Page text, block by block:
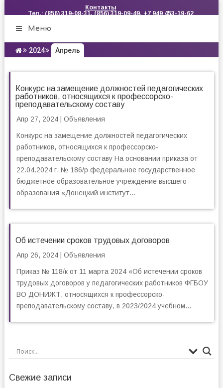
Контакты
Тел.: (856) 319-08-31, (856) 319-09-49, +7 949 453-19-62
Меню
2024 Апрель
Конкурс на замещение должностей педагогических
работников, относящихся к профессорско-
преподавательскому составу
Апр 27, 2024| Объявления
Конкурс на замещение должностей педагогических
работников, относящихся к профессорско-
преподавательскому составу На основании приказа от
22.04.2024 г. № 186/р федеральное государственное
бюджетное образовательное учреждение высшего
образования «Донецкий институт...
Об истечении сроков трудовых договоров
Апр 26, 2024| Объявления
Приказ № 118/к от 11 марта 2024 «Об истечении сроков
трудовых договоров у педагогических работников ФГБОУ
ВО ДОНИЖТ, относящихся к профессорско-
преподавательскому составу, в 2023/2024 учебном...
Свежие записи